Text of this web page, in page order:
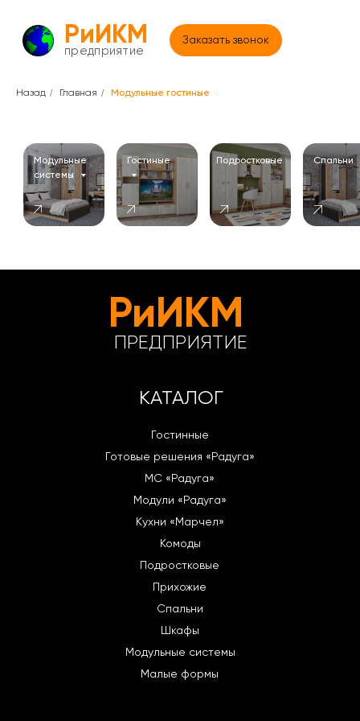
Заказать звонок
РиИКМ
предприятие
Назад / Главная / Модульные гостиные
Спальни
Гостиные
Модульные
системы
Подростковые
КАТАЛОГ
Гостинные
РиИКМ
ПРЕДПРИЯТИЕ
Готовые решения «Радуга»
МС «Радуга»
Модули «Радуга»
Комоды
Подростковые
Прихожие
Спальни
Шкафы
Модульные системы
Малые формы
Кухни «Марчел»